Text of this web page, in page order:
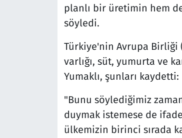
planlı bir üretimin hem
söyledi.
Türkiye'nin Avrupa Birliği
varlığı, süt, yumurta ve
Yumaklı, şunları kaydetti:
"Bunu söylediğimiz
duymak istemese de
ülkemizin birinci sırada